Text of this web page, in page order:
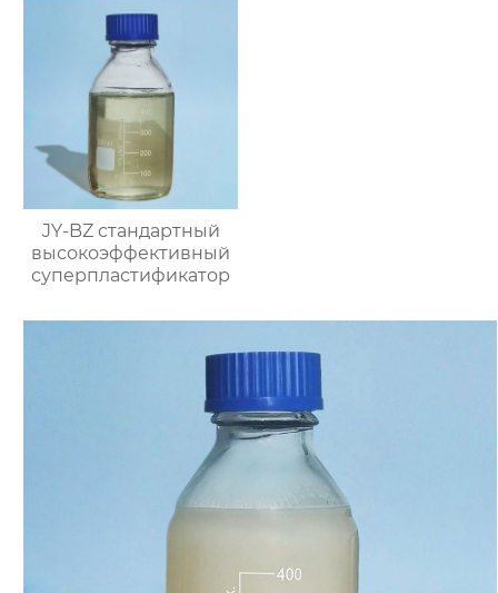
JY-BZ стандартный
высокоэффективный
суперпластификатор